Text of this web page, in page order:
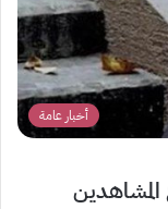
أخبار عامة